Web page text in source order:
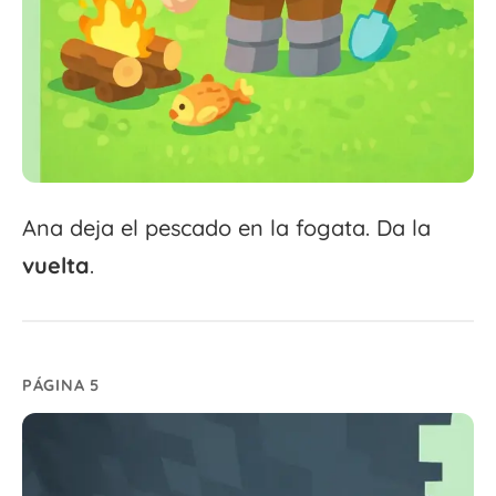
Ana deja el pescado en la fogata. Da la
vuelta.
PÁGINA 5